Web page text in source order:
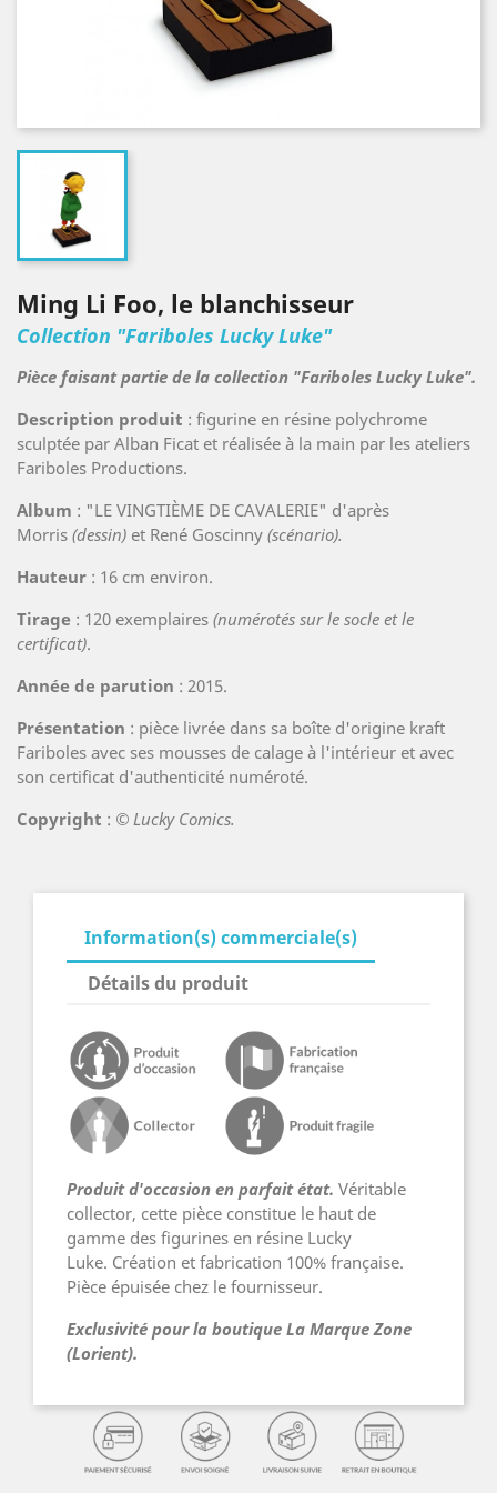
Ming Li Foo, le blanchisseur
Collection "Fariboles Lucky Luke"
Pièce faisant partie de la collection "Fariboles Lucky Luke".
Description produit : figurine en résine polychrome
sculptée par Alban Ficat et réalisée à la main par les ateliers
Fariboles Productions.
Album : "LE VINGTIÈME DE CAVALERIE" d'après
Morris (dessin) et René Goscinny (scénario).
Hauteur : 16 cm environ.
Tirage : 120 exemplaires (numérotés sur le socle et le
certificat).
Année de parution : 2015.
Présentation : pièce livrée dans sa boîte d'origine kraft
Fariboles avec ses mousses de calage à l'intérieur et avec
son certificat d'authenticité numéroté.
Copyright : © Lucky Comics.
Information(s) commerciale(s)
Détails du produit
Produit d'occasion en parfait état. Véritable
collector, cette pièce constitue le haut de
gamme des figurines en résine Lucky
Luke. Création et fabrication 100% française.
Pièce épuisée chez le fournisseur.
Exclusivité pour la boutique La Marque Zone
(Lorient).